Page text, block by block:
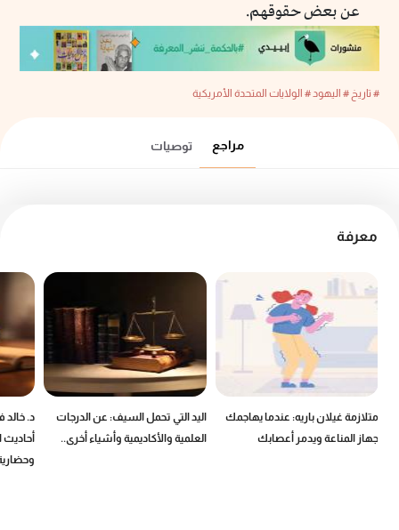
عن بعض حقوقهم.
# تاريخ # اليهود# الولايات المتحدة الأمريكية
مراجع توصيات
معرفة
متلازمة غيلان باريه: عندما يهاجمك
جهاز المناعة ويدمر أعصابك
اليد التي تحمل السيف: عن الدرجات
العلمية والأكاديمية وأشياء أخرى..
د.
أحاديث